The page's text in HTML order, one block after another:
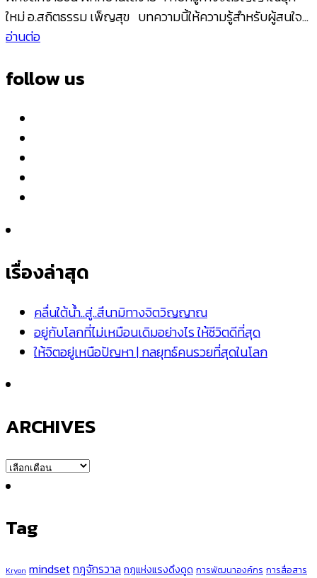
ใหม่ อ.สถิตธรรม เพ็ญสุข บทความนี้ให้ความรู้สำหรับผู้สนใจ…
อ่านต่อ
follow us
เรื่องล่าสุด
คลื่นใต้น้ำ..สู่..สึนามิทางจิตวิญญาณ
อยู่กับโลกที่ไม่เหมือนเดิมอย่างไร ให้ชีวิตดีที่สุด
ให้จิตอยู่เหนือปัญหา | กลยุทธ์คนรวยที่สุดในโลก
ARCHIVES
ARCHIVES
Tag
Kryon mindsetกฎจักรวาล กฎแห่งแรงดึงดูด การพัฒนาองค์กร การสื่อสาร